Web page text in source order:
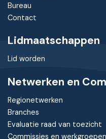
Bureau
Contact
Lidmaatschappen
Lid worden
Netwerken en
Regionetwerken
Branches
Evaluatie raad van toezicht
Commissies en werkgroepen